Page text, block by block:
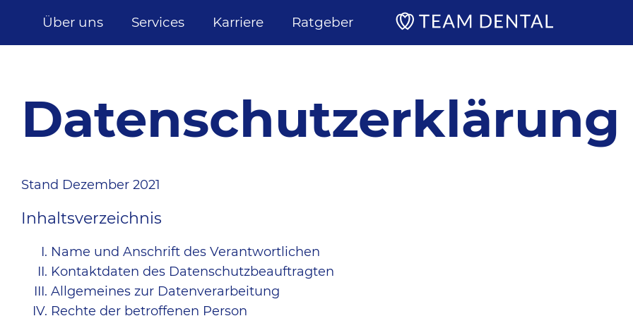
Über uns Services Karriere Ratgeber
Datenschutzerklärung
Stand Dezember 2021
Inhaltsverzeichnis
Name und Anschrift des Verantwortlichen
Kontaktdaten des Datenschutzbeauftragten
Allgemeines zur Datenverarbeitung
Rechte der betroffenen Person